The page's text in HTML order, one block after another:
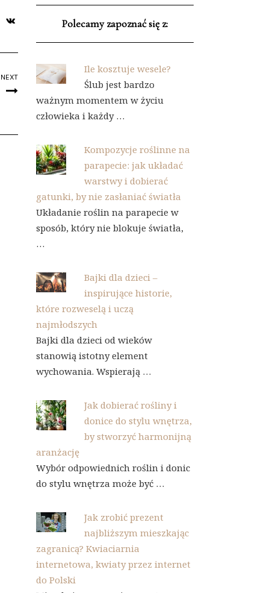
NEXT
Polecamy zapoznać się z:
Ile kosztuje wesele?
Ślub jest bardzo
ważnym momentem w życiu
człowieka i każdy …
Kompozycje roślinne na
parapecie: jak układać
warstwy i dobierać
gatunki, by nie zasłaniać światła
Układanie roślin na parapecie w
sposób, który nie blokuje światła,
…
Bajki dla dzieci –
inspirujące historie,
które rozweselą i uczą
najmłodszych
Bajki dla dzieci od wieków
stanowią istotny element
wychowania. Wspierają …
Jak dobierać rośliny i
donice do stylu wnętrza,
by stworzyć harmonijną
aranżację
Wybór odpowiednich roślin i donic
do stylu wnętrza może być …
Jak zrobić prezent
najbliższym mieszkając
zagranicą? Kwiaciarnia
internetowa, kwiaty przez internet
do Polski